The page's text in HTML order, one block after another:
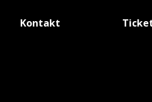
Kontakt